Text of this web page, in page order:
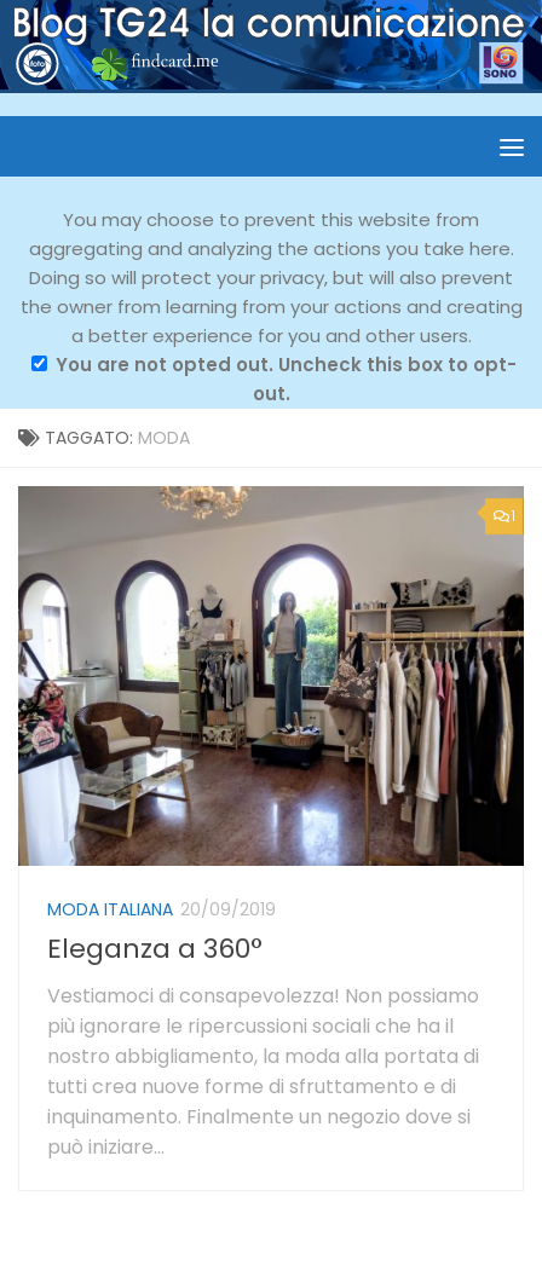
You may choose to prevent this website from
aggregating and analyzing the actions you take here.
Doing so will protect your privacy, but will also prevent
the owner from learning from your actions and creating
a better experience for you and other users.
You are not opted out. Uncheck this box to opt-
out.
TAGGATO: MODA
1
MODA ITALIANA 20/09/2019
Eleganza a 360°
Vestiamoci di consapevolezza! Non possiamo
più ignorare le ripercussioni sociali che ha il
nostro abbigliamento, la moda alla portata di
tutti crea nuove forme di sfruttamento e di
inquinamento. Finalmente un negozio dove si
può iniziare...